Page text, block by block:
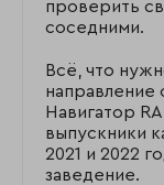
проверить
соседними.
Всё, что
направление
Навигатор
выпускники
2021 и 2022
заведение.